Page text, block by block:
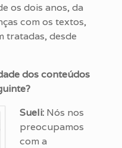
os dois anos, da
com os textos,
tratadas, desde
dos conteúdos
Sueli: Nós nos
preocupamos
com a